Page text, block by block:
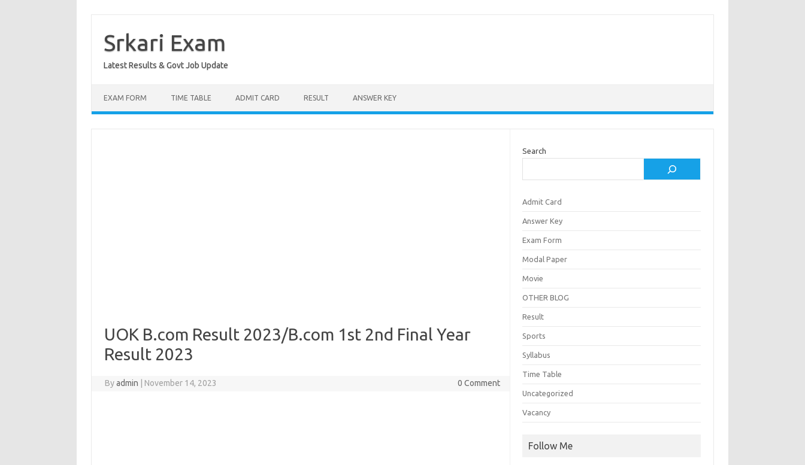
contentSrkari Exam
Latest Results & Govt Job Update
EXAM FORM TIME TABLE ADMIT CARD RESULT ANSWER KEY
UOK B.com Result 2023/B.com 1st 2nd Final Year
Result 2023
Byadmin November 14, 2023 0 Comment
Search
Admit Card
Answer Key
Exam Form
Modal Paper
Movie
OTHER BLOG
Result
Sports
Syllabus
Time Table
Uncategorized
Vacancy
Follow Me